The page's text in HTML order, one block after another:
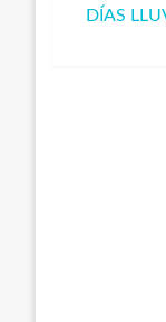
de
anterior
Entrada
DÍAS